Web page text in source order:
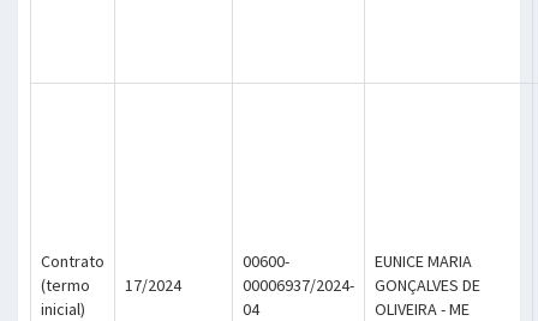
Contrato
(termo
inicial)
17/2024
00600-
00006937/2024-
04
EUNICE MARIA
GONÇALVES DE
OLIVEIRA - ME